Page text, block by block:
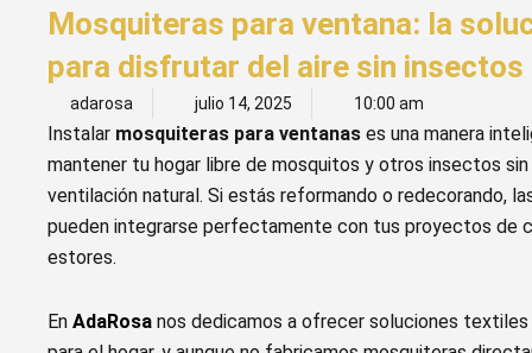
Mosquiteras para ventana: la
para disfrutar del aire sin insectos
adarosa julio 14, 2025 10:00 am
Instalar mosquiteras para ventanas es una manera
mantener tu hogar libre de mosquitos y otros insectos sin
ventilación natural. Si estás reformando o redecorando,
pueden integrarse perfectamente con tus proyectos de
estores.
En AdaRosa nos dedicamos a ofrecer soluciones